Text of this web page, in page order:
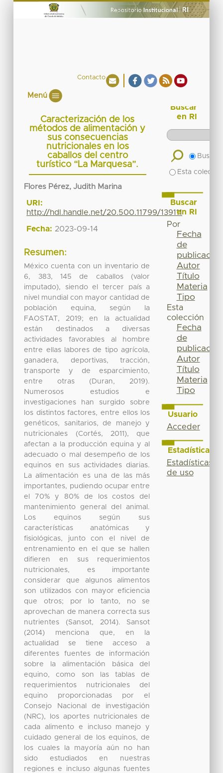
Contacto
Menú
Caracterización de los
métodos de alimentación y
sus consecuencias
nutricionales en los
caballos del centro
turístico “La Marquesa”.
Flores Pérez, Judith Marina
URI:
http://hdl.handle.net/20.500.11799/139111
Fecha: 2023-09-14
Resumen:
México cuenta con un inventario de
6, 383, 145 de caballos (valor
imputado), siendo el tercer país a
nivel mundial con mayor cantidad de
población equina, según la
FAOSTAT, 2019; en la actualidad
están destinados a diversas
actividades favorables al hombre
entre ellas labores de tipo agrícola,
ganadera, deportivas, tracción,
transporte y de esparcimiento,
entre otras (Duran, 2019).
Numerosos estudios e
investigaciones han surgido sobre
los distintos factores, entre ellos los
genéticos, sanitarios, de manejo y
nutricionales (Cortés, 2011), que
afectan a la producción equina y al
adecuado o mal desempeño de los
equinos en sus actividades diarias.
La alimentación es una de las más
importantes, pudiendo ocupar entre
el 70% y 80% de los costos del
mantenimiento general del animal.
Los equinos según sus
características anatómicas y
fisiológicas, junto con el nivel de
entrenamiento en el que se hallen
difieren en sus requerimientos
nutricionales, es importante
considerar que algunos alimentos
son utilizados con mayor eficiencia
que otros; por lo tanto, no se
aprovechan de manera correcta sus
nutrientes (Sansot, 2014). Sansot
(2014) menciona que, en la
actualidad se tiene acceso a
diferentes fuentes de información
sobre la alimentación básica del
equino, como son las tablas de
requerimientos nutricionales del
equino proporcionadas por el
Consejo Nacional de investigación
(NRC), los aportes nutricionales de
cada alimento e incluso manejo y
cuidado general de los equinos, de
los cuales la mayoría aún no han
sido estudiados en nuestras
regiones e incluso algunas fuentes
Buscar
en RI
Buscar
Esta
Buscar
en RI
Por
Fecha
de
publicación
Autor
Título
Materia
Tipo
Esta
colección
Fecha
de
publicación
Autor
Título
Materia
Tipo
Usuario
Acceder
Estadísticas
Estadísticas
de uso